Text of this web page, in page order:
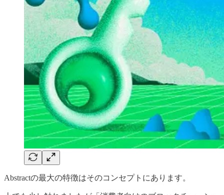
Abstractの最大の特徴はそのコンセプトにあります。